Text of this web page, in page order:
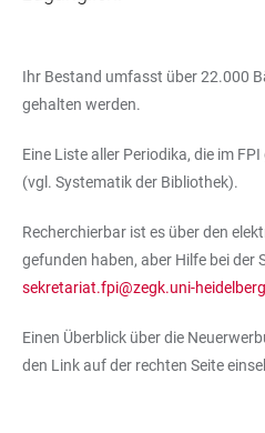
Ihr Bestand umfasst über 22.000
gehalten werden.
Eine Liste aller Periodika, die im
(vgl. Systematik der Bibliothek).
Recherchierbar ist es über den
gefunden haben, aber Hilfe bei der
sekretariat.fpi@zegk.uni-
Einen Überblick über die
den Link auf der rechten Seite